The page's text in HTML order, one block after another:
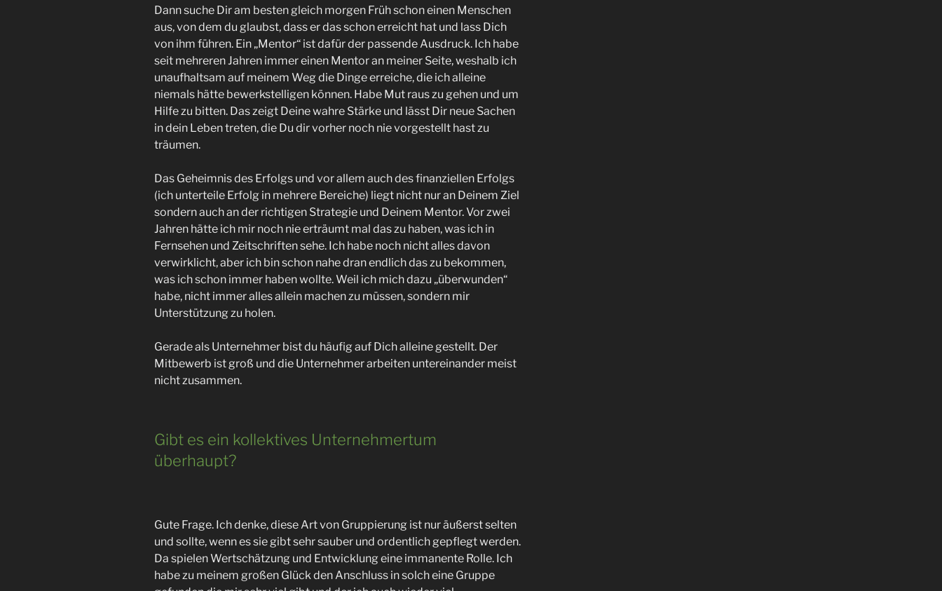
Dann suche Dir am besten gleich morgen Früh schon einen Menschen
aus, von dem du glaubst, dass er das schon erreicht hat und lass Dich
von ihm führen. Ein „Mentor“ ist dafür der passende Ausdruck. Ich habe
seit mehreren Jahren immer einen Mentor an meiner Seite, weshalb ich
unaufhaltsam auf meinem Weg die Dinge erreiche, die ich alleine
niemals hätte bewerkstelligen können. Habe Mut raus zu gehen und um
Hilfe zu bitten. Das zeigt Deine wahre Stärke und lässt Dir neue Sachen
in dein Leben treten, die Du dir vorher noch nie vorgestellt hast zu
träumen.
Das Geheimnis des Erfolgs und vor allem auch des finanziellen Erfolgs
(ich unterteile Erfolg in mehrere Bereiche) liegt nicht nur an Deinem Ziel
sondern auch an der richtigen Strategie und Deinem Mentor. Vor zwei
Jahren hätte ich mir noch nie erträumt mal das zu haben, was ich in
Fernsehen und Zeitschriften sehe. Ich habe noch nicht alles davon
verwirklicht, aber ich bin schon nahe dran endlich das zu bekommen,
was ich schon immer haben wollte. Weil ich mich dazu „überwunden“
habe, nicht immer alles allein machen zu müssen, sondern mir
Unterstützung zu holen.
Gerade als Unternehmer bist du häufig auf Dich alleine gestellt. Der
Mitbewerb ist groß und die Unternehmer arbeiten untereinander meist
nicht zusammen.
Gibt es ein kollektives Unternehmertum
überhaupt?
Gute Frage. Ich denke, diese Art von Gruppierung ist nur äußerst selten
und sollte, wenn es sie gibt sehr sauber und ordentlich gepflegt werden.
Da spielen Wertschätzung und Entwicklung eine immanente Rolle. Ich
habe zu meinem großen Glück den Anschluss in solch eine Gruppe